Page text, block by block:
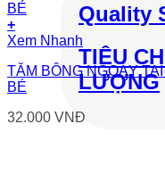
Quality
TIÊU
LƯỢNG
+
Xem Nhanh
TĂM BÔNG NGOÁY
BÉ
32.000 VNĐ